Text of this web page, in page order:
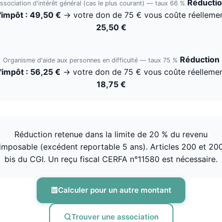
d'intérêt général (cas le plus courant) — taux 66 %
: 49,50 € → votre don de 75 € vous coûte
25,50 €
Organisme d'aide aux personnes en difficulté — taux 75 % Réduction
: 56,25 € → votre don de 75 € vous coûte
18,75 €
Réduction retenue dans la limite de 20 % du revenu
imposable (excédent reportable 5 ans). Articles 200 et
bis du CGI. Un reçu fiscal CERFA n°11580 est nécessaire.
Calculer pour un autre montant
Trouver une association